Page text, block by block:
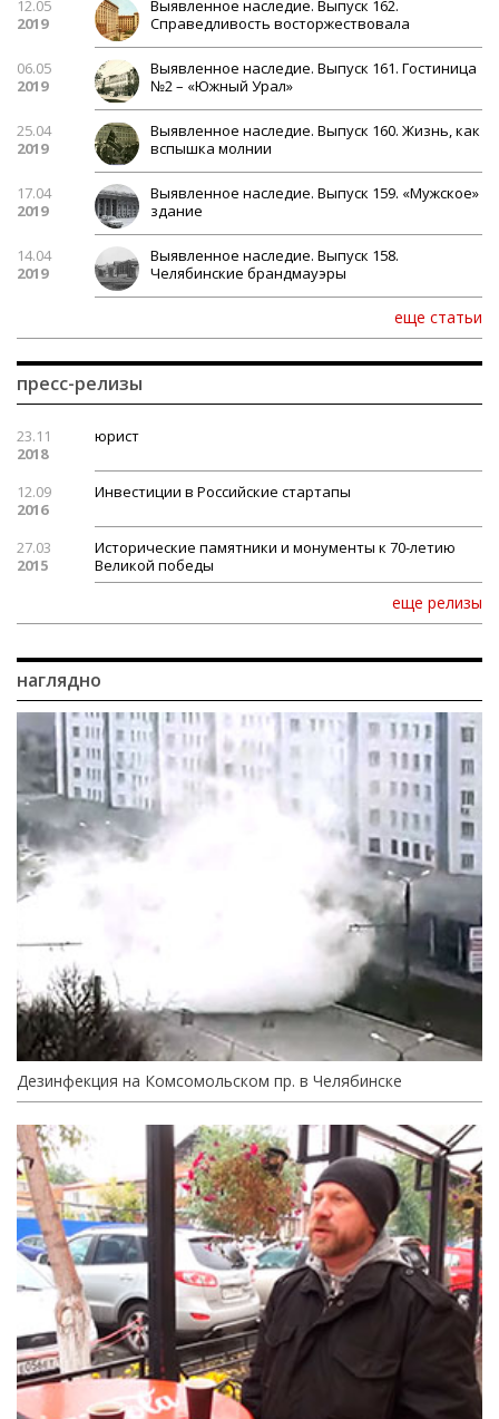
12.05
2019
Выявленное наследие. Выпуск 162.
Справедливость восторжествовала
06.05
2019
Выявленное наследие. Выпуск 161. Гостиница
№2 – «Южный Урал»
25.04
2019
Выявленное наследие. Выпуск 160. Жизнь, как
вспышка молнии
17.04
2019
Выявленное наследие. Выпуск 159. «Мужское»
здание
14.04
2019
Выявленное наследие. Выпуск 158.
Челябинские брандмауэры
еще статьи
пресс-релизы
23.11
2018
юрист
12.09
2016
Инвестиции в Российские стартапы
27.03
2015
Исторические памятники и монументы к 70-летию
Великой победы
еще релизы
наглядно
Дезинфекция на Комсомольском пр. в Челябинске